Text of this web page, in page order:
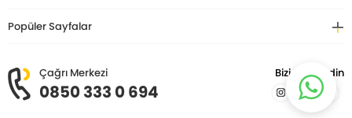
Popüler Sayfalar
Çağrı Merkezi
0850 333 0 694
Bizi Takip Edin